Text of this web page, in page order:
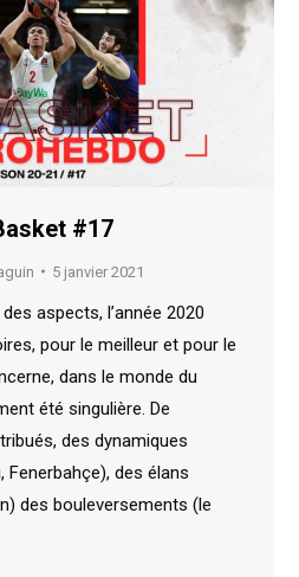
#17
5 janvier 2021
aspects, l’année 2020
pour le meilleur et pour le
dans le monde du
été singulière. De
des dynamiques
des élans
des bouleversements (le